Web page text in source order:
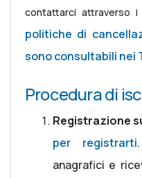
contattarci attraverso
politiche di
sono consultabili nei
Procedura di
Registrazione
per registrarti
anagrafici e